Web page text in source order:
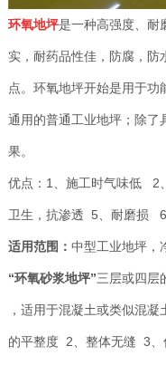
环氧地坪是一种高强度、耐
实，耐药品性佳，防腐，防
点。环氧地坪开始是用于功
通用的普通工业地坪；除了
果。
优点：1、施工时气味低 2
卫生，抗渗透 5、耐磨损
适用范围： 中型工业地坪，
“环氧砂浆地坪”三层或四层
，适用于混凝土或类似混
的平整度 2、整体无缝 3